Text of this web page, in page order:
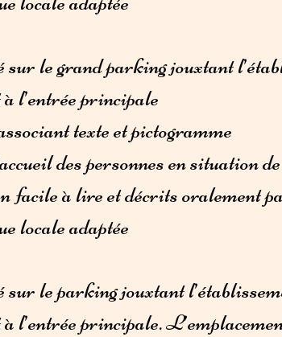
le grand parking jouxtant
l’entrée principale
texte et pictogramme
des personnes en situation
facile à lire et décrits oralement
locale adaptée
le parking jouxtant
l’entrée principale.